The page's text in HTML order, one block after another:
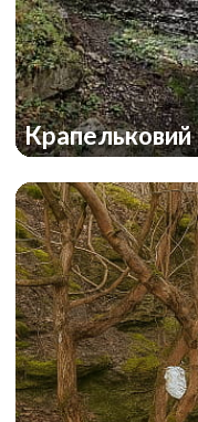
Крапельковий